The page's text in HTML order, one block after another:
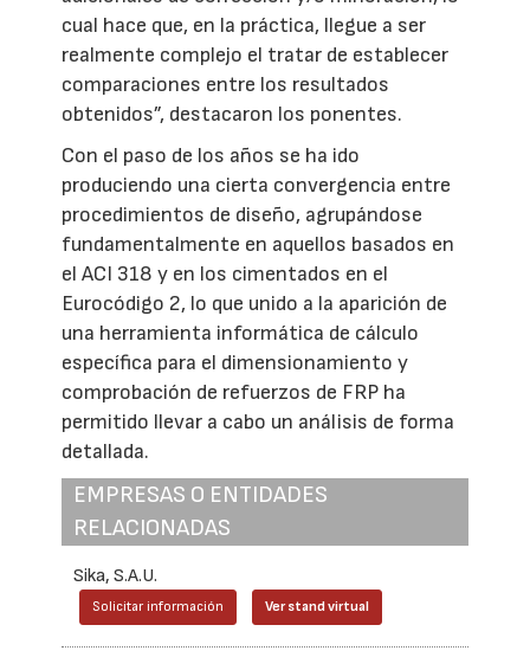
cual hace que, en la práctica, llegue a ser
realmente complejo el tratar de establecer
comparaciones entre los resultados
obtenidos”, destacaron los ponentes.
Con el paso de los años se ha ido
produciendo una cierta convergencia entre
procedimientos de diseño, agrupándose
fundamentalmente en aquellos basados en
el ACI 318 y en los cimentados en el
Eurocódigo 2, lo que unido a la aparición de
una herramienta informática de cálculo
específica para el dimensionamiento y
comprobación de refuerzos de FRP ha
permitido llevar a cabo un análisis de forma
detallada.
EMPRESAS O ENTIDADES
RELACIONADAS
Sika, S.A.U.
Solicitar información Ver stand virtual